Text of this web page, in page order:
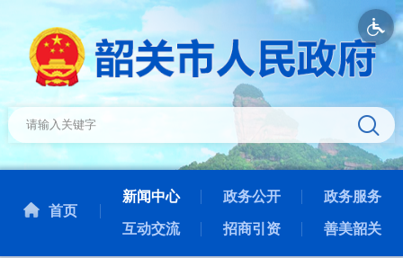
首页
新闻中心 政务公开 政务服务
互动交流 招商引资 善美韶关